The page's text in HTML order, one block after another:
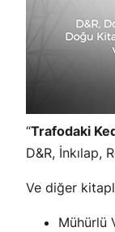
“Trafodaki
D&R, İnkılap,
Ve diğer
Mühürlü